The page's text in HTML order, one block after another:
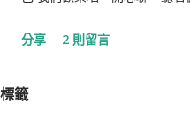
議? 怎麼聽： 使用Google
沒有預先寫腳本， 透過自然地
分享 2 則留言
標籤